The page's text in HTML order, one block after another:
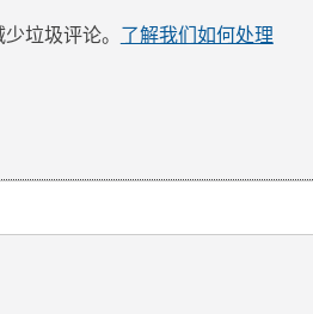
垃圾评论。 了解我们如何处理